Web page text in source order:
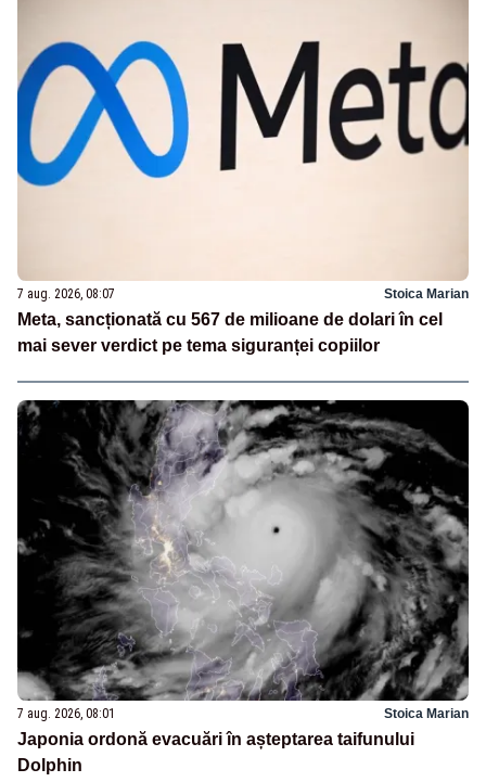
7 aug. 2026, 08:07 Stoica Marian
Meta, sancționată cu 567 de milioane de dolari în cel
mai sever verdict pe tema siguranței copiilor
7 aug. 2026, 08:01 Stoica Marian
Japonia ordonă evacuări în așteptarea taifunului
Dolphin